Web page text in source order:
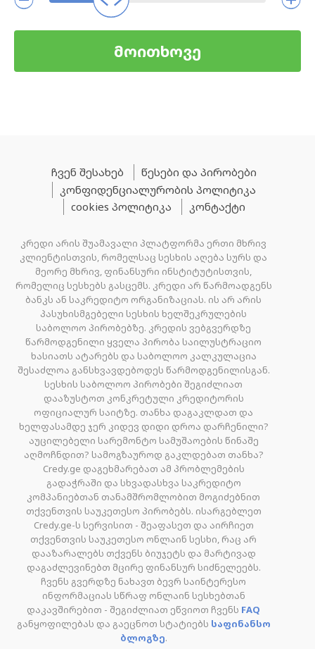
მოითხოვე
ჩვენ შესახებ
წესები და პირობები
კონფიდენციალურობის პოლიტიკა
cookies პოლიტიკა
კონტაქტი
კრედი არის შუამავალი პლატფორმა ერთი მხრივ
კლიენტისთვის, რომელსაც სესხის აღება სურს და
მეორე მხრივ, ფინანსური ინსტიტუტისთვის,
რომელიც სესხებს გასცემს. კრედი არ წარმოადგენს
ბანკს ან საკრედიტო ორგანიზაციას. ის არ არის
პასუხისმგებელი სესხის ხელშეკრულების
საბოლოო პირობებზე. კრედის ვებგვერდზე
წარმოდგენილი ყველა პირობა საილუსტრაციო
ხასიათს ატარებს და საბოლოო კალკულაცია
შესაძლოა განსხვავდებოდეს წარმოდგენილისგან.
სესხის საბოლოო პირობები შეგიძლიათ
დააზუსტოთ კონკრეტული კრედიტორის
ოფიციალურ საიტზე. თანხა დაგაკლდათ და
ხელფასამდე ჯერ კიდევ დიდი დროა დარჩენილი?
აუცილებელი სარემონტო სამუშაოების წინაშე
აღმოჩნდით? სამოგზაუროდ გაკლდებათ თანხა?
Credy.ge დაგეხმარებათ ამ პრობლემების
გადაჭრაში და სხვადასხვა საკრედიტო
კომპანიებთან თანამშრომლობით მოგიძებნით
თქვენთვის საუკეთესო პირობებს. ისარგებლეთ
Credy.ge-ს სერვისით - შეაფასეთ და აირჩიეთ
თქვენთვის საუკეთესო ონლაინ სესხი, რაც არ
დააზარალებს თქვენს ბიუჯეტს და მარტივად
დაგაძლევინებთ მცირე ფინანსურ სიძნელეებს.
ჩვენს გვერდზე ნახავთ ბევრ საინტერესო
ინფორმაციას სწრაფ ონლაინ სესხებთან
დაკავშირებით - შეგიძლიათ ეწვიოთ ჩვენს FAQ
განყოფილებას და გაეცნოთ სტატიებს საფინანსო
ბლოგზე.